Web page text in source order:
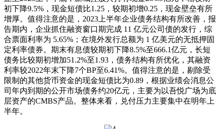
初下降9.5%，现金短债比1.25，较期初增0.25，现金壁垒有所
增厚。值得注意的是，2023上半年企业债务结构有所改善，报
告期内，企业抓住融资窗口期完成 11 亿元公司债的发行，综
合票面利率为 5.65%；在境外发行总额为 1 亿美元的无抵押固
定利率债券。期末有息债较期初下降8.5%至666.1亿元，长短
债务比较期初增加51.2%至1.93，债务结构有所优化，其融资
利率较2022年末下降7个BP至6.41%。值得注意的是，剔除受
限制的其他货币资金的现金短债比为0.89，根据业绩会消息公
司年内到期的公开市场债务约20亿元，主要为以吾悦广场为底
层资产的CMBS产品。整体来看，兑付压力主要集中在明年上
半年。